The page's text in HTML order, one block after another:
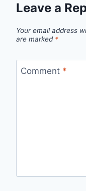
Leave a
Your email address
are marked *
Comment *